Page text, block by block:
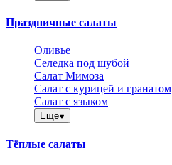
Праздничные салаты
Оливье
Селедка под шубой
Салат Мимоза
Салат с курицей и гранатом
Салат с языком
Еще
Тёплые салаты